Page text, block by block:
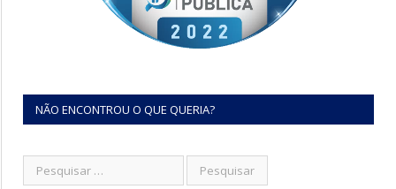
NÃO ENCONTROU O QUE QUERIA?